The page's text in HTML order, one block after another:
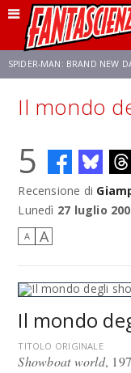
SPIDER-MAN: BRAND NEW
FRANCO RICCIARDIELLO
NETFLIX SADIE SINK
Il mondo
5
Recensione di
Lunedì 27 luglio
A A
Il mondo
TITOLO ORIGINALE
Showboat world,